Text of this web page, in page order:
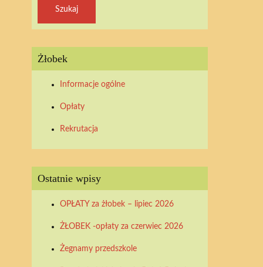
Żłobek
Informacje ogólne
Opłaty
Rekrutacja
Ostatnie wpisy
OPŁATY za żłobek – lipiec 2026
ŻŁOBEK -opłaty za czerwiec 2026
Żegnamy przedszkole